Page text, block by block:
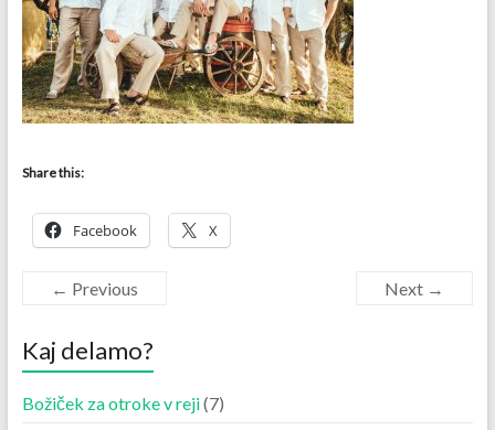
Share this:
Facebook X
← Previous Next →
Kaj delamo?
Božiček za otroke v reji(7)